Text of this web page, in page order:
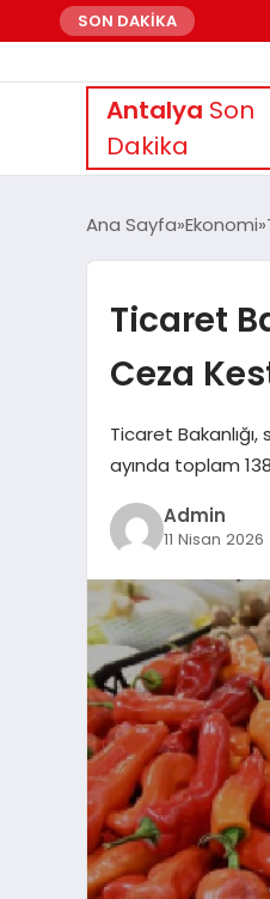
SON DAKİKA
Antalya Son
Dakika
Ana Sayfa Ekonomi
Ticaret
Ceza
Ticaret
ayında toplam
Admin
11 Nisan 2026